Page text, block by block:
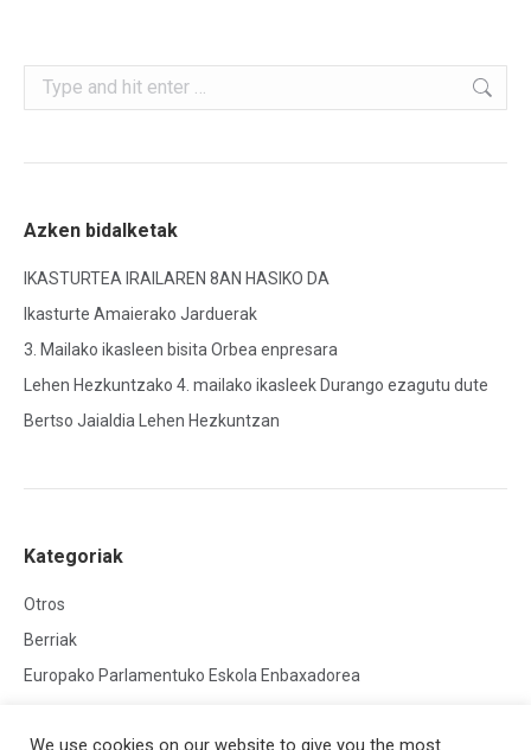
Search:
Azken bidalketak
IKASTURTEA IRAILAREN 8AN HASIKO DA
Ikasturte Amaierako Jarduerak
3. Mailako ikasleen bisita Orbea enpresara
Lehen Hezkuntzako 4. mailako ikasleek Durango ezagutu dute
Bertso Jaialdia Lehen Hezkuntzan
Kategoriak
Otros
Berriak
Europako Parlamentuko Eskola Enbaxadorea
We use cookies on our website to give you the most